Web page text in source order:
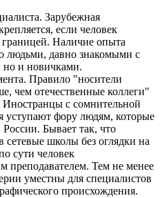
Зарубежная
если человек
границей. Наличие опыта
людьми, давно знакомыми с
но и новичками.
Правило "носители
чем отечественные коллеги"
с сомнительной
уступают фору людям, которые
Бывает так, что
школы без оглядки на
сути человек
преподавателем. Тем не менее
уместны для специалистов
происхождения.